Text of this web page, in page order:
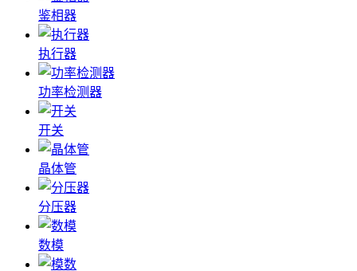
鉴相器
执行器
功率检测器
开关
晶体管
分压器
数模